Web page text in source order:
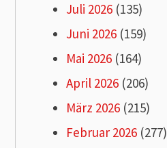
Juli 2026 (135)
Juni 2026 (159)
Mai 2026 (164)
April 2026 (206)
März 2026 (215)
Februar 2026 (277)